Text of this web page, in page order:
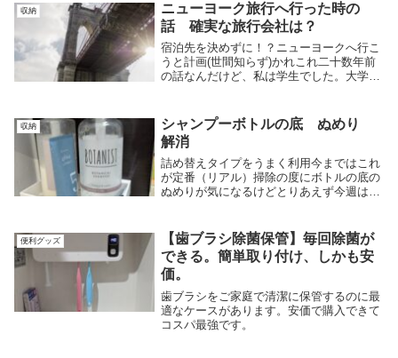
収納
ニューヨーク旅行へ行った時の
話 確実な旅行会社は？
宿泊先を決めずに！？ニューヨークへ行こ
うと計画(世間知らず)かれこれ二十数年前
の話なんだけど、私は学生でした。大学4
ロがあった。なので翌年の飛行機代が安
く、往復...
収納
シャンプーボトルの底 ぬめり
解消
詰め替えタイプをうまく利用今まではこれ
が定番（リアル）掃除の度にボトルの底の
ぬめりが気になるけどとりあえず今週はい
ね。。いちいちボトルの底チェックするの
は面倒だし。...
便利グッズ
【歯ブラシ除菌保管】毎回除菌が
できる。簡単取り付け、しかも安
価。
歯ブラシをご家庭で清潔に保管するのに最
適なケースがあります。安価で購入できて
コスパ最強です。